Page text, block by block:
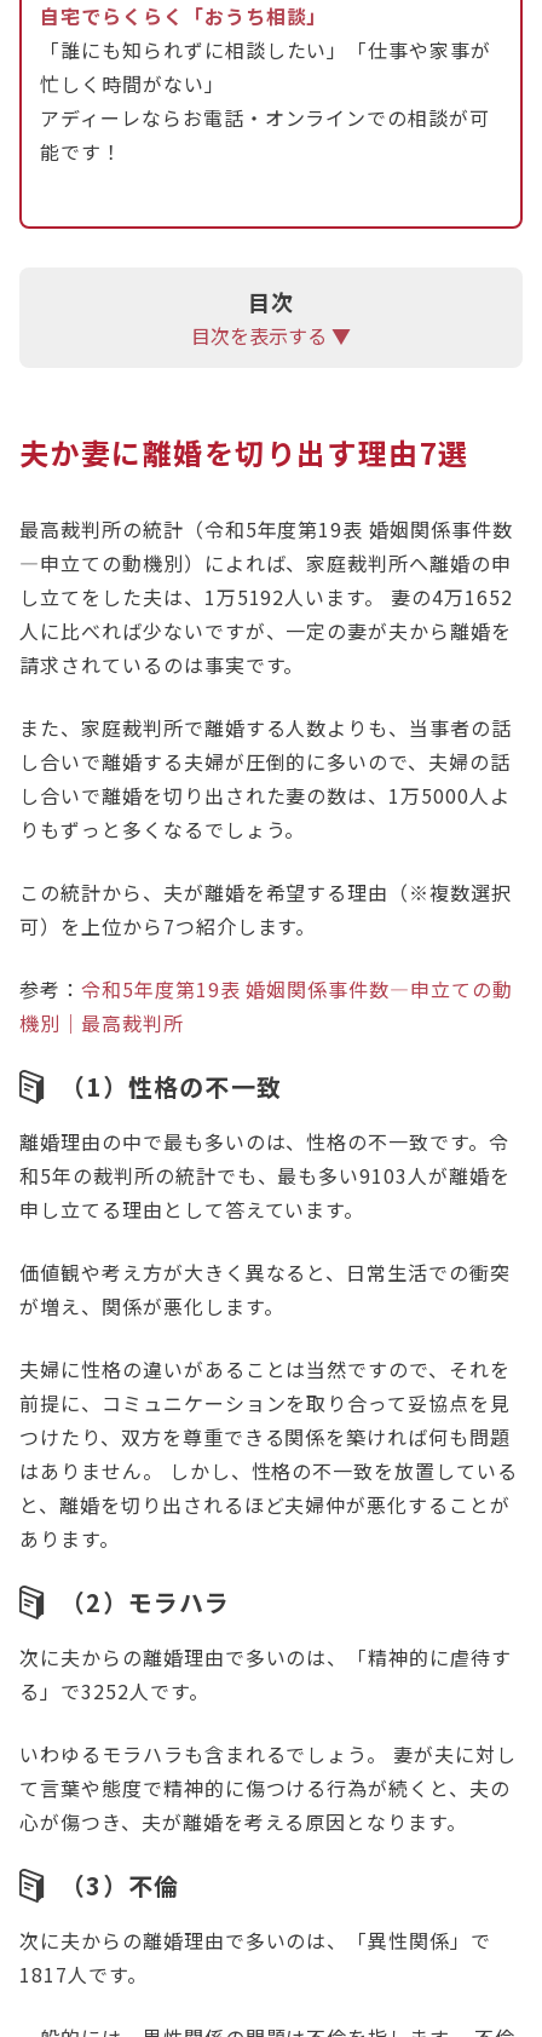
設け、夫の意見を聞き、離婚しないメリットを具体
的に示し、専門家のカウンセリングを受けることが
有効です。
夫婦関係を修復するためには、日々の感謝の気持ち
を伝え、共通の趣味を見つけ、定期的なデートの時
一緒に立てることが大切です。
離婚を回避できなかった場合には、弁護士に相談
し、財産分与や親権、養育費について適切に取り決
自宅でらくらく「おうち相談」
「誰にも知られずに相談したい」「仕事や家事が
忙しく時間がない」
アディーレならお電話・オンラインでの相談が可
能です！
目次
目次を表示する ▼
夫か妻に離婚を切り出す理由7選
最高裁判所の統計（令和5年度第19表 婚姻関係事件数
―申立ての動機別）によれば、家庭裁判所へ離婚の申
し立てをした夫は、1万5192人います。 妻の4万1652
人に比べれば少ないですが、一定の妻が夫から離婚を
請求されているのは事実です。
また、家庭裁判所で離婚する人数よりも、当事者の話
し合いで離婚する夫婦が圧倒的に多いので、夫婦の話
し合いで離婚を切り出された妻の数は、1万5000人よ
りもずっと多くなるでしょう。
この統計から、夫が離婚を希望する理由（※複数選択
可）を上位から7つ紹介します。
参考： 令和5年度第19表 婚姻関係事件数―申立ての動
機別｜最高裁判所
（1）性格の不一致
離婚理由の中で最も多いのは、性格の不一致です。令
和5年の裁判所の統計でも、最も多い9103人が離婚を
申し立てる理由として答えています。
価値観や考え方が大きく異なると、日常生活での衝突
が増え、関係が悪化します。
夫婦に性格の違いがあることは当然ですので、それを
前提に、コミュニケーションを取り合って妥協点を見
つけたり、双方を尊重できる関係を築ければ何も問題
はありません。 しかし、性格の不一致を放置している
と、離婚を切り出されるほど夫婦仲が悪化することが
あります。
（2）モラハラ
次に夫からの離婚理由で多いのは、「精神的に虐待す
る」で3252人です。
いわゆるモラハラも含まれるでしょう。 妻が夫に対し
て言葉や態度で精神的に傷つける行為が続くと、夫の
心が傷つき、夫が離婚を考える原因となります。
（3）不倫
次に夫からの離婚理由で多いのは、「異性関係」で
1817人です。